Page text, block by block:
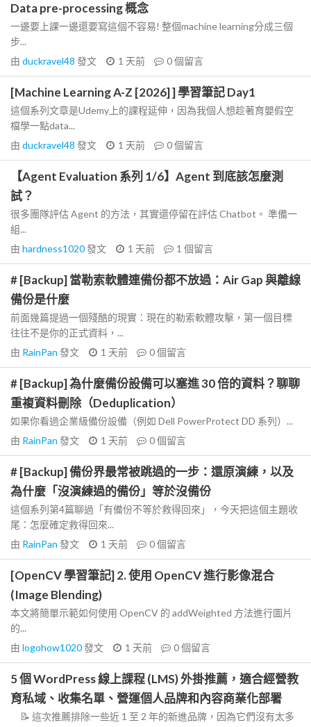
Data pre-processing 概念
一邊要上課一邊還要寫這個不容易! 整個machine learning分成三個
步...
由 duckravel48 發文 1 天前 0個留言
[Machine Learning A-Z [2026] ] 學習筆記 Day1
這個系列文章是Udemy上的課程延伸，因為我個人想趁著育嬰假空
檔學一點data...
由 duckravel48 發文 1 天前 0個留言
【Agent Evaluation 系列 1/6】Agent 到底該怎麼測
試？
很多團隊評估 Agent 的方法，其實還停留在評估 Chatbot。 準備一
組...
由 hardness1020發文 1 天前 1 個留言
# [Backup] 當勒索軟體連備份都不放過：Air Gap 與離線
備份是什麼
前面幾篇提過一個殘酷的現實：現在的勒索軟體攻擊，第一個目標
往往不是你的正式資料，...
由 RainPan 發文 1 天前 0個留言
# [Backup] 為什麼備份設備可以塞進 30 倍的資料？聊聊
重複資料刪除（Deduplication）
如果你看過企業級備份設備（例如 Dell PowerProtect DD 系列）...
由 RainPan 發文 1 天前 0個留言
# [Backup] 備份界最常被跳過的一步：還原演練，以及
為什麼「沒演練過的備份」等於沒備份
這個系列第4篇聊過「有備份不等於救得回來」，今天把這個主題收
尾：怎麼確定救得回來...
由 RainPan 發文 1 天前 0個留言
[OpenCV 學習筆記] 2. 使用 OpenCV 進行影像混合
(Image Blending)
本文將簡單示範如何使用 OpenCV 的 addWeighted 方法進行圖片
的...
由 logohow1020發文 1 天前 0個留言
5 個 WordPress 線上課程 (LMS) 外掛推薦，適合經營教
育私域、收集名單、營運個人品牌和內容商業化部署
📝 這次推薦排除一些近 1 至 2 年的新進品牌，因為它們沒有太多